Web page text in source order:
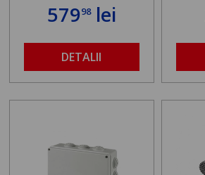
57998lei
DETALII